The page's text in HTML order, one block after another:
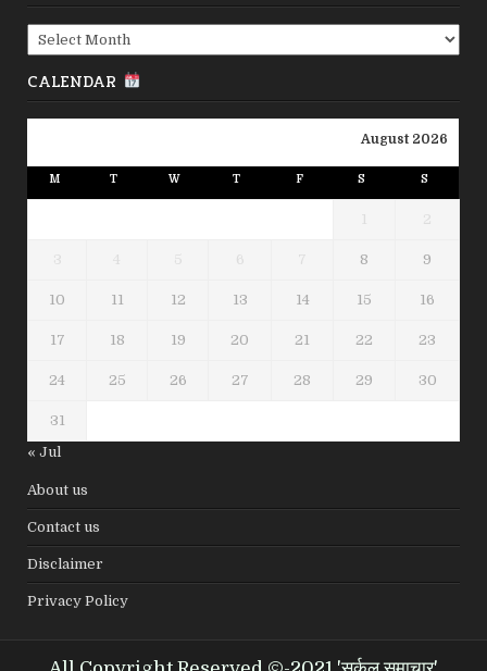
Archives
CALENDAR
August 2026
M T W T F S S
1 2
3 4 5 6 7 8 9
10 11 12 13 14 15 16
17 18 19 20 21 22 23
24 25 26 27 28 29 30
31
« Jul
About us
Contact us
Disclaimer
Privacy Policy